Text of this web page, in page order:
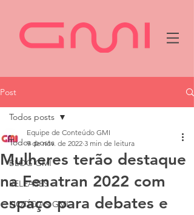
Post
Todos posts
BLOG GMI
RELEASES
NOTÍCIAS GMI
Todos posts
Mulheres terão destaque
na Fenatran 2022 com
espaço para debates e
Equipe de Conteúdo GMI
9 de nov. de 2022 3 min de leitura